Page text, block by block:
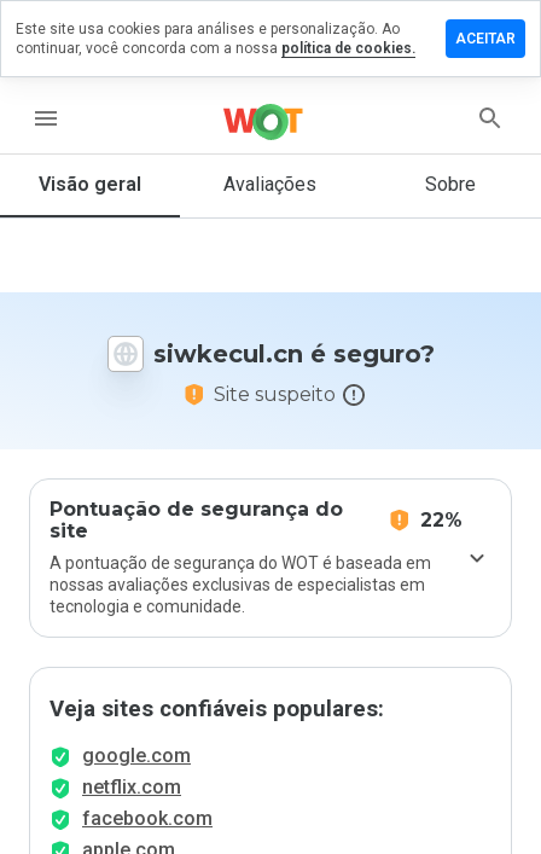
menu
Visão geral Avaliações Sobre
siwkecul.cn é seguro?
Site suspeito
Pontuação de segurança do
site
22%
A pontuação de segurança do WOT é baseada em
nossas avaliações exclusivas de especialistas em
tecnologia e comunidade.
Veja sites confiáveis populares:
google.com
netflix.com
facebook.com
um
que
Este site usa cookies para análises e personalização. Ao
continuar, você concorda com a nossa política de cookies.
ACEITAR